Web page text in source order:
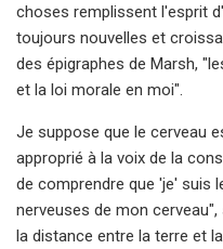
choses remplissent l'esprit
toujours nouvelles et
des épigraphes de Marsh,
et la loi morale en moi".
Je suppose que le cerveau
approprié à la voix de la
de comprendre que 'je' suis
nerveuses de mon
la distance entre la terre et